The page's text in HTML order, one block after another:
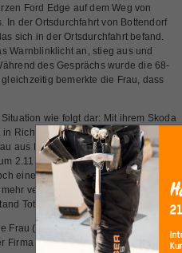
Ford Edge auf dem Weg von
In der Ortsdurchfahrt von Bottendorf
sich in der Ortsdurchfahrt befand.
Warnblinklicht an, stieg aus und
des Gesprächs wurde die 68-
bemerkte die Frau, dass
wie folgt dar: Mit ihrem Skoda
Richtung Ernsthausen unterwegs.
aus Frankenberg bei ihrer Fahrt. In
2.11 Uhr einen mit Warnblinklicht
einen Fuß auf die Bremse, den
verhindern. Mit voller Wucht traf
Totalschaden.
Frau (35) ins Krankenhaus nach
Firma AVAS abgeschleppt, der zweite